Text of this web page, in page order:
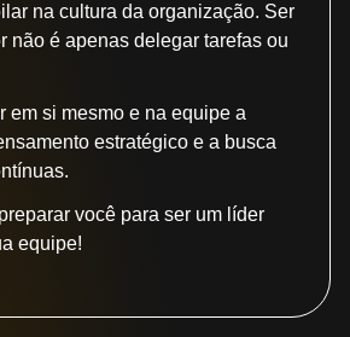
na cultura da organização. Ser
não é apenas delegar tarefas ou
em si mesmo e na equipe a
estratégico e a busca
você para ser um líder
equipe!